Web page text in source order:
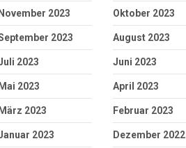
November 2023 Oktober 2023
2023 August 2023
2023 Juni 2023
Mai 2023 April 2023
März 2023 Februar 2023
2023 Dezember 2022